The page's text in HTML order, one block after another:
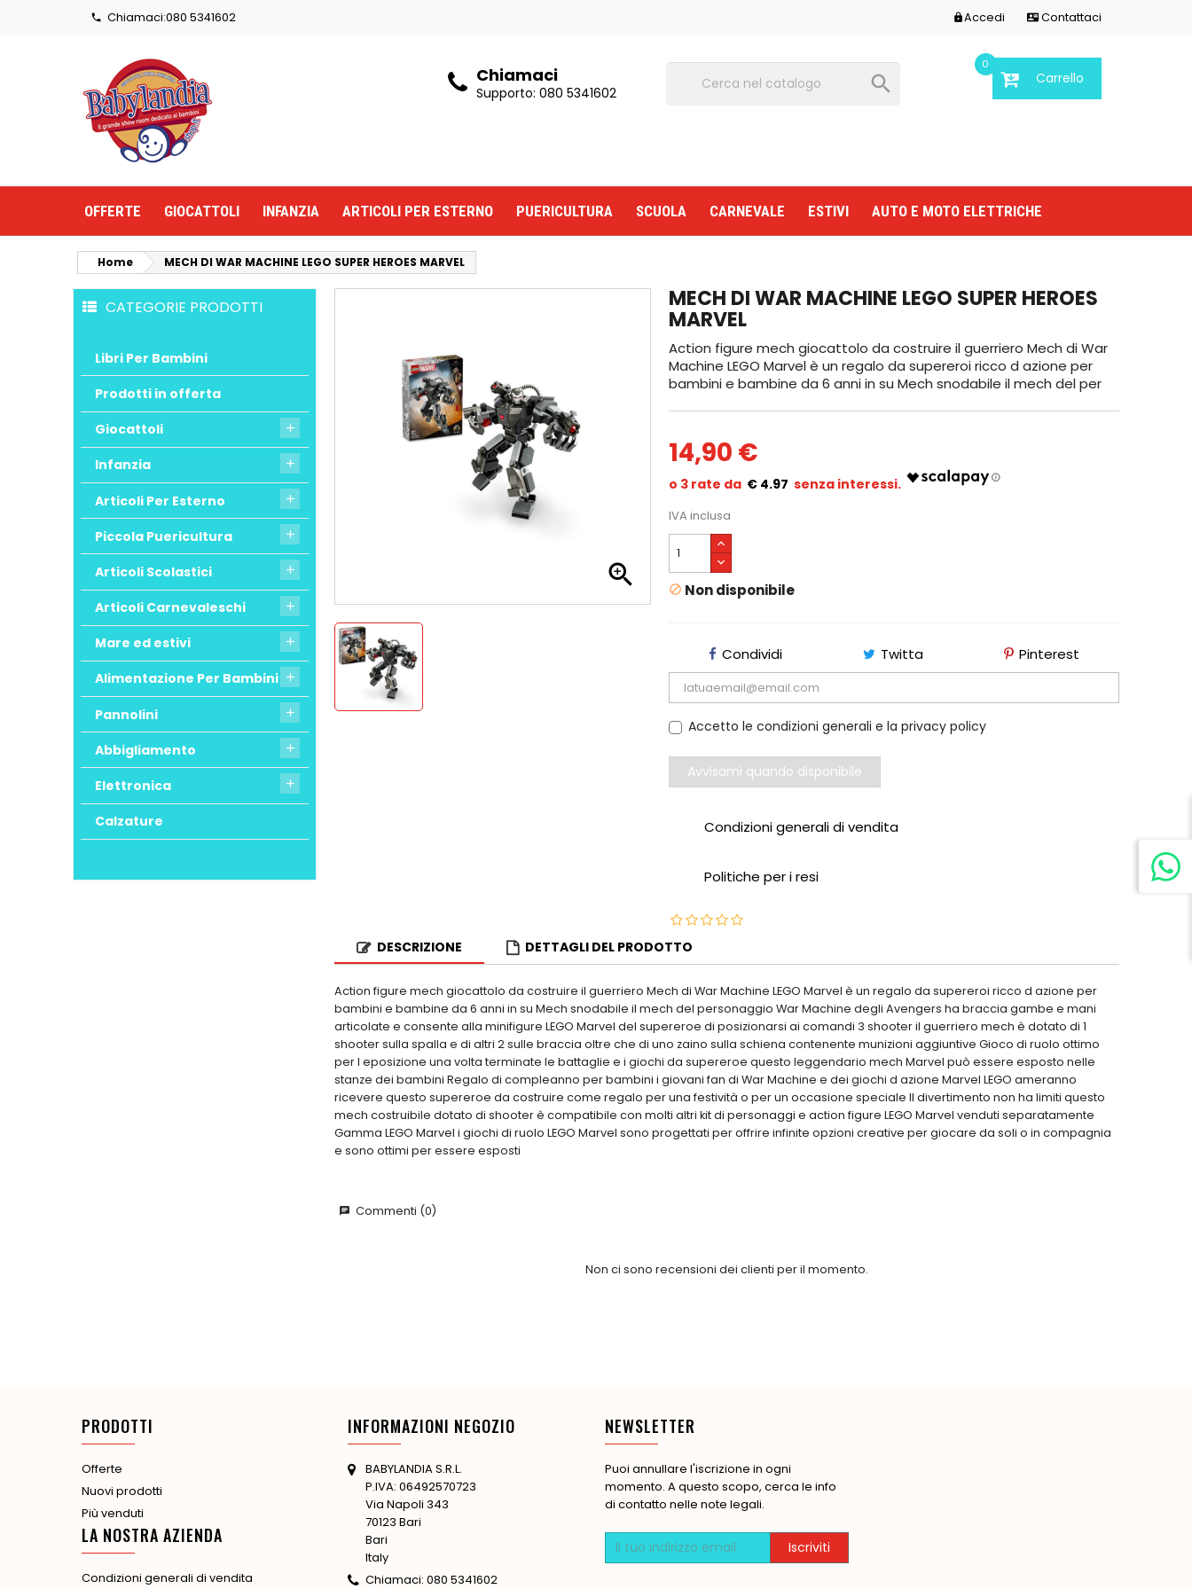
 Chiamaci:080 5341602 Accedi  Contattaci
Chiamaci
Supporto:080 5341602  Carrello
0
OFFERTE GIOCATTOLI INFANZIA ARTICOLI PER ESTERNO PUERICULTURA SCUOLA CARNEVALE ESTIVI AUTO E MOTO ELETTRICHE
Home MECH DI WAR MACHINE LEGO SUPER HEROES MARVEL
CATEGORIE PRODOTTI
Libri Per Bambini
Prodotti in offerta
Giocattoli 
Infanzia 
Articoli Per Esterno 
Piccola Puericultura 
Articoli Scolastici 
Articoli Carnevaleschi 
Mare ed estivi 
Alimentazione Per Bambini 
Pannolini 
Abbigliamento 
Elettronica 
Calzature

MECH DI WAR MACHINE LEGO SUPER HEROES
MARVEL
Action figure mech giocattolo da costruire il guerriero Mech di War
Machine LEGO Marvel è un regalo da supereroi ricco d azione per
bambini e bambine da 6 anni in su Mech snodabile il mech del per
14,90 €
€ 4.97
IVA inclusa
 Non disponibile
Condividi Twitta Pinterest
Accetto le condizioni generali e la privacy policy
Avvisami quando disponibile
Condizioni generali di vendita
Politiche per i resi
DESCRIZIONE DETTAGLI DEL PRODOTTO
Action figure mech giocattolo da costruire il guerriero Mech di War Machine LEGO Marvel è un regalo da supereroi ricco d azione per
bambini e bambine da 6 anni in su Mech snodabile il mech del personaggio War Machine degli Avengers ha braccia gambe e mani
articolate e consente alla minifigure LEGO Marvel del supereroe di posizionarsi ai comandi 3 shooter il guerriero mech è dotato di 1
shooter sulla spalla e di altri 2 sulle braccia oltre che di uno zaino sulla schiena contenente munizioni aggiuntive Gioco di ruolo ottimo
per l eposizione una volta terminate le battaglie e i giochi da supereroe questo leggendario mech Marvel può essere esposto nelle
stanze dei bambini Regalo di compleanno per bambini i giovani fan di War Machine e dei giochi d azione Marvel LEGO ameranno
ricevere questo supereroe da costruire come regalo per una festività o per un occasione speciale Il divertimento non ha limiti questo
mech costruibile dotato di shooter è compatibile con molti altri kit di personaggi e action figure LEGO Marvel venduti separatamente
Gamma LEGO Marvel i giochi di ruolo LEGO Marvel sono progettati per offrire infinite opzioni creative per giocare da soli o in compagnia
e sono ottimi per essere esposti
chat Commenti (0)
Non ci sono recensioni dei clienti per il momento.
PRODOTTI
Offerte
Nuovi prodotti
Più venduti
LA NOSTRA AZIENDA
Condizioni generali di vendita
INFORMAZIONI NEGOZIO
BABYLANDIA S.R.L.
P.IVA: 06492570723
Via Napoli 343
70123 Bari
Bari
Italy
Chiamaci: 080 5341602
NEWSLETTER
Puoi annullare l'iscrizione in ogni
momento. A questo scopo, cerca le info
di contatto nelle note legali.